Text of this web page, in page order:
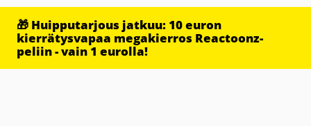
🎁 Huipputarjous jatkuu: 10 euron
kierrätysvapaa megakierros Reactoonz-
peliin - vain 1 eurolla!